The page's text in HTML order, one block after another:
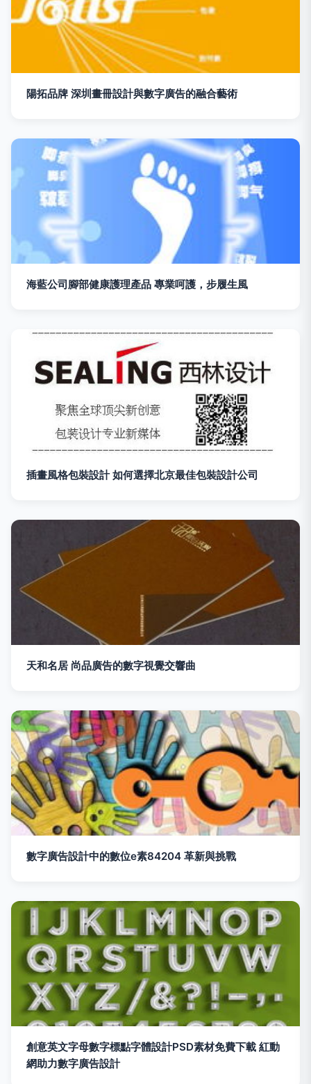
陽拓品牌 深圳畫冊設計與數字廣告的融合藝術
海藍公司腳部健康護理產品 專業呵護，步履生風
插畫風格包裝設計 如何選擇北京最佳包裝設計公司
天和名居 尚品廣告的數字視覺交響曲
數字廣告設計中的數位e素84204 革新與挑戰
創意英文字母數字標點字體設計PSD素材免費下載 紅動
網助力數字廣告設計